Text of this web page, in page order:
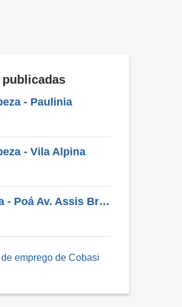
- Paulinia
- Vila Alpina
Aux. De Limpeza - Poá Av. Assis Brasil
emprego de Cobasi